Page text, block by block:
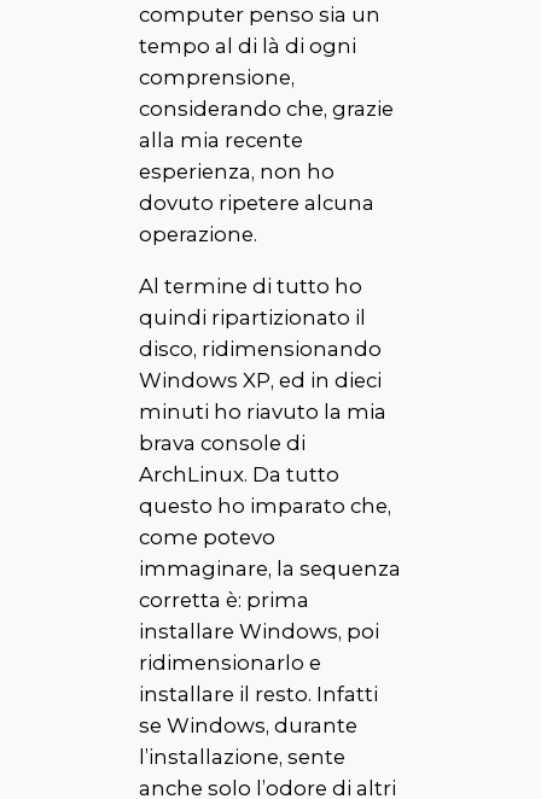
computer penso sia un
tempo al di là di ogni
comprensione,
considerando che, grazie
alla mia recente
esperienza, non ho
dovuto ripetere alcuna
operazione.
Al termine di tutto ho
quindi ripartizionato il
disco, ridimensionando
Windows XP, ed in dieci
minuti ho riavuto la mia
brava console di
ArchLinux. Da tutto
questo ho imparato che,
come potevo
immaginare, la sequenza
corretta è: prima
installare Windows, poi
ridimensionarlo e
installare il resto. Infatti
se Windows, durante
l’installazione, sente
anche solo l’odore di altri